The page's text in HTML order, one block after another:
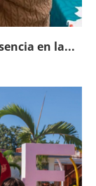
en la...